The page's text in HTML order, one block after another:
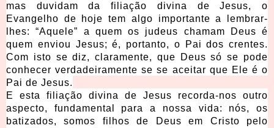
mas duvidam da filiação divina de Jesus, o
Evangelho de hoje tem algo importante a lembrar-
lhes: “Aquele” a quem os judeus chamam Deus é
quem enviou Jesus; é, portanto, o Pai dos crentes.
Com isto se diz, claramente, que Deus só se pode
conhecer verdadeiramente se se aceitar que Ele é o
Pai de Jesus.
E esta filiação divina de Jesus recorda-nos outro
aspecto, fundamental para a nossa vida: nós, os
batizados, somos filhos de Deus em Cristo pelo